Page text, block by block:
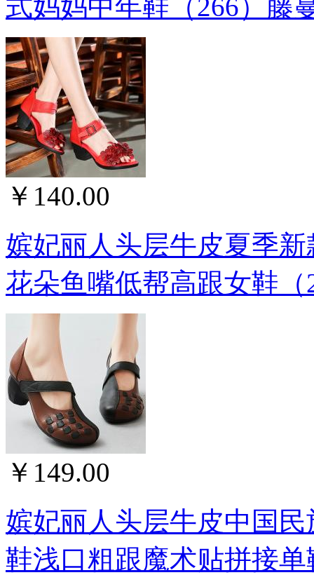
式妈妈中年鞋（266）藤
￥140.00
嫔妃丽人头层牛皮夏季
花朵鱼嘴低帮高跟女鞋（
￥149.00
嫔妃丽人头层牛皮中国
鞋浅口粗跟魔术贴拼接